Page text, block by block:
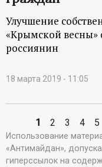
Улучшение
«Крымской
россиянин
18 марта 2019 - 11:05
С
т
1 2 3 4 5
Использование
«Антимайдан»,
гиперссылок на